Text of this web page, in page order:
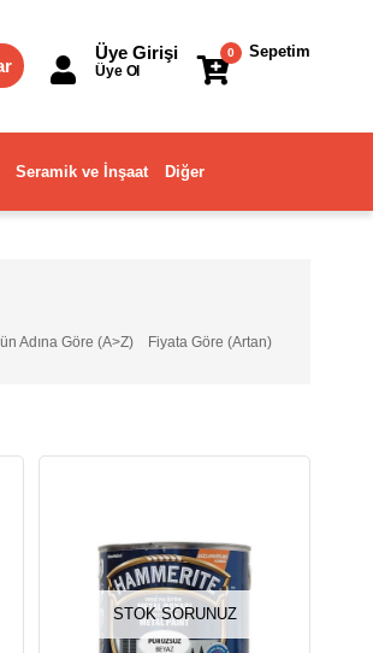
Sepetim
0
Üye Girişi
Üye Ol
Seramik ve İnşaat Diğer
Fiyata Göre (Artan)
Adına Göre (A>Z)
STOK SORUNUZ